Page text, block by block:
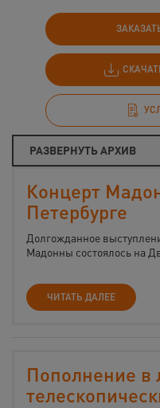
РАЗВЕРНУТЬ АРХИВ
Концерт
Петербурге
Долгожданное
Мадонны состоялось на
ЧИТАТЬ ДАЛЕЕ
Пополнение в